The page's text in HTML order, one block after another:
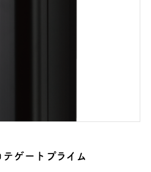
ゲートプライム